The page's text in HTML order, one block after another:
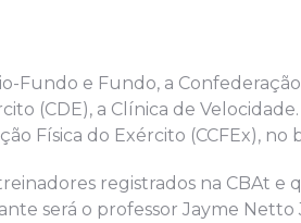
Fundo e Fundo, a
(CDE), a Clínica de
Física do Exército (CCFEx), no
registrados na CBAt
será o professor Jayme